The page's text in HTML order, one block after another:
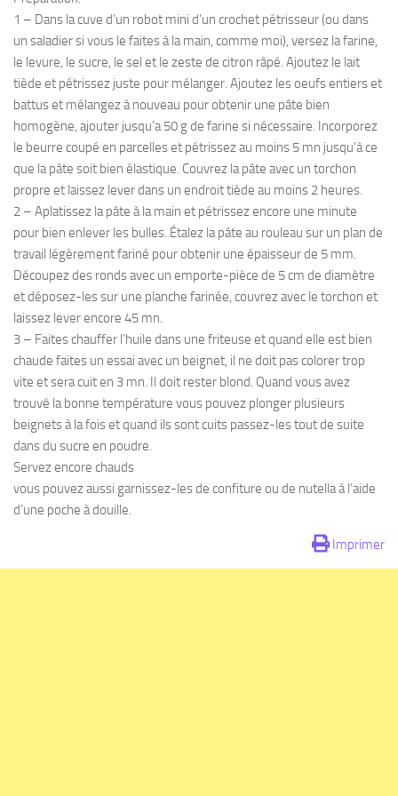
1 – Dans la cuve d’un robot mini d’un crochet pétrisseur (ou dans
un saladier si vous le faites à la main, comme moi), versez la farine,
le levure, le sucre, le sel et le zeste de citron râpé. Ajoutez le lait
tiède et pétrissez juste pour mélanger. Ajoutez les oeufs entiers et
battus et mélangez à nouveau pour obtenir une pâte bien
homogène, ajouter jusqu’a 50 g de farine si nécessaire. Incorporez
le beurre coupé en parcelles et pétrissez au moins 5 mn jusqu’à ce
que la pâte soit bien élastique. Couvrez la pâte avec un torchon
propre et laissez lever dans un endroit tiède au moins 2 heures.
2 – Aplatissez la pâte à la main et pétrissez encore une minute
pour bien enlever les bulles. Étalez la pâte au rouleau sur un plan de
travail légèrement fariné pour obtenir une épaisseur de 5 mm.
Découpez des ronds avec un emporte-pièce de 5 cm de diamètre
et déposez-les sur une planche farinée, couvrez avec le torchon et
laissez lever encore 45 mn.
3 – Faites chauffer l’huile dans une friteuse et quand elle est bien
chaude faites un essai avec un beignet, il ne doit pas colorer trop
vite et sera cuit en 3 mn. Il doit rester blond. Quand vous avez
trouvé la bonne température vous pouvez plonger plusieurs
beignets à la fois et quand ils sont cuits passez-les tout de suite
dans du sucre en poudre.
Servez encore chauds
vous pouvez aussi garnissez-les de confiture ou de nutella à l’aide
d’une poche à douille.
Imprimer